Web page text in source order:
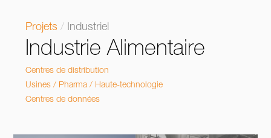
Projets / Industriel
Industrie Alimentaire
Centres de distribution
Usines / Pharma / Haute-technologie
Centres de données